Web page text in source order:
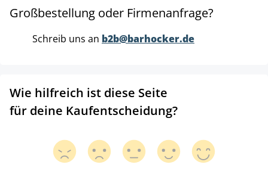
Großbestellung oder Firmenanfrage?
Schreib uns an b2b@barhocker.de
Wie hilfreich ist diese Seite
für deine Kaufentscheidung?